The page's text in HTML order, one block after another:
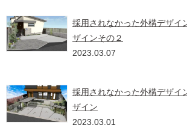
採用されなかった外構デザイ
ザインその２
2023.03.07
採用されなかった外構デザイ
ザイン
2023.03.01